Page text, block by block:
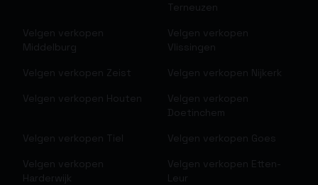
Terneuzen
Velgen verkopen
Middelburg
Velgen verkopen
Vlissingen
Velgen verkopen Zeist Velgen verkopen Nijkerk
Velgen verkopen Houten
Velgen verkopen
Doetinchem
Velgen verkopen Tiel Velgen verkopen Goes
Velgen verkopen
Harderwijk
Velgen verkopen Etten-
Leur